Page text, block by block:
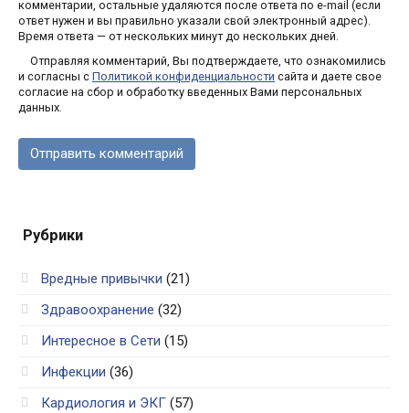
комментарии, остальные удаляются после ответа по e-mail (если
ответ нужен и вы правильно указали свой электронный адрес).
Время ответа — от нескольких минут до нескольких дней.
Отправляя комментарий, Вы подтверждаете, что ознакомились
и согласны с Политикой конфиденциальности сайта и даете свое
согласие на сбор и обработку введенных Вами персональных
данных.
Рубрики
Вредные привычки (21)
Здравоохранение (32)
Интересное в Сети (15)
Инфекции (36)
Кардиология и ЭКГ (57)